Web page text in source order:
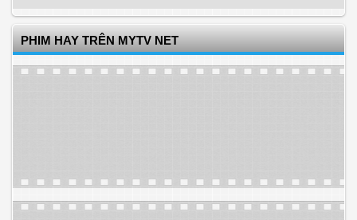
PHIM HAY TRÊN MYTV NET